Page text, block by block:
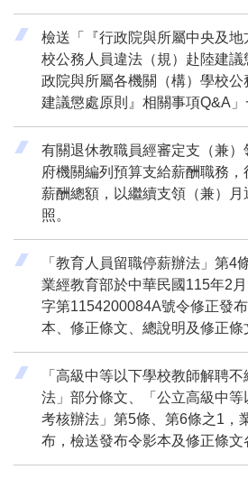
檢送「『行政院與所屬中央及地
校公務人員違法（規）赴陸建
政院與所屬各機關（構）學校公
建議懲處原則』相關事項Q&A」
有關退休教職員經審定支（兼）
府機關編列預算支給薪酬職務
薪酬總額，以繼續支領（兼）月
照。
「教育人員留職停薪辦法」第4
業經教育部於中華民國115年2
字第1154200084A號令修正發
本、修正條文、總說明及修正
「高級中等以下學校教師解聘
法」部分條文、「公立高級中
考核辦法」第5條、第6條之1，
布，檢送發布令影本及修正條文